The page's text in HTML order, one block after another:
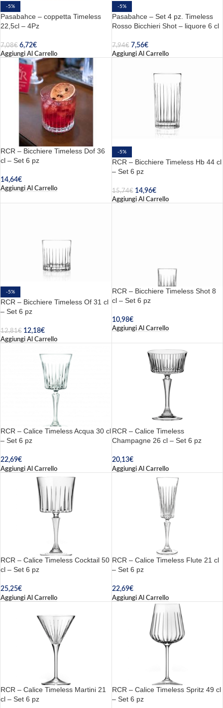
-5%
Pasabahce – coppetta Timeless
22,5cl – 4Pz
7,08€ 6,72€
Aggiungi Al Carrello
-5%
Pasabahce – Set 4 pz. Timeless
Rosso Bicchieri Shot – liquore 6 cl
7,94€ 7,56€
Aggiungi Al Carrello
RCR – Bicchiere Timeless Dof 36
cl – Set 6 pz
14,64€
Aggiungi Al Carrello
-5%
RCR – Bicchiere Timeless Hb 44 cl
– Set 6 pz
15,74€ 14,96€
Aggiungi Al Carrello
-5%
RCR – Bicchiere Timeless Of 31 cl
– Set 6 pz
12,81€ 12,18€
Aggiungi Al Carrello
RCR – Bicchiere Timeless Shot 8
cl – Set 6 pz
10,98€
Aggiungi Al Carrello
RCR – Calice Timeless Acqua 30 cl
– Set 6 pz
22,69€
Aggiungi Al Carrello
RCR – Calice Timeless
Champagne 26 cl – Set 6 pz
20,13€
Aggiungi Al Carrello
RCR – Calice Timeless Cocktail 50
cl – Set 6 pz
25,25€
Aggiungi Al Carrello
RCR – Calice Timeless Flute 21 cl
– Set 6 pz
22,69€
Aggiungi Al Carrello
RCR – Calice Timeless Martini 21
cl – Set 6 pz
RCR – Calice Timeless Spritz 49 cl
– Set 6 pz